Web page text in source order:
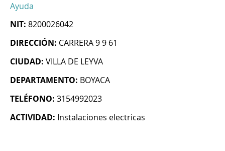
Ayuda
NIT: 8200026042
DIRECCIÓN: CARRERA 9 9 61
CIUDAD: VILLA DE LEYVA
DEPARTAMENTO: BOYACA
TELÉFONO: 3154992023
ACTIVIDAD: Instalaciones electricas